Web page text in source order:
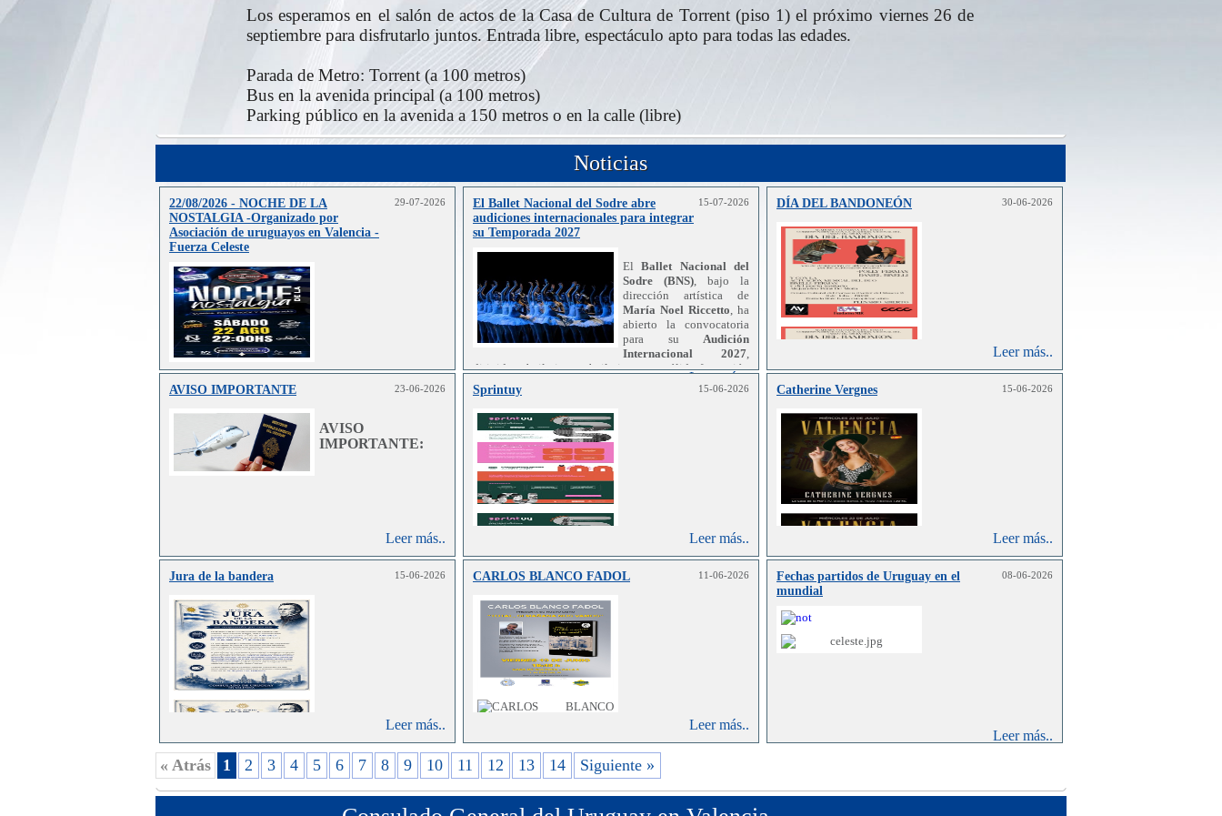
Los esperamos en el salón de actos de la Casa de Cultura de Torrent (piso 1) el próximo viernes 26 de
septiembre para disfrutarlo juntos. Entrada libre, espectáculo apto para todas las edades.
Parada de Metro: Torrent (a 100 metros)
Bus en la avenida principal (a 100 metros)
Parking público en la avenida a 150 metros o en la calle (libre)
Noticias
22/08/2026 - NOCHE DE LA
NOSTALGIA -Organizado por
Asociación de uruguayos en Valencia -
Fuerza Celeste
29-07-2026
Leer más..
El Ballet Nacional del Sodre abre
audiciones internacionales para integrar
su Temporada 2027
15-07-2026
ElBallet Nacional del
Sodre (BNS), bajo la
dirección artística de
María Noel Riccetto, ha
abierto la convocatoria
para su Audición
Internacional 2027,
dirigida a bailarines y bailarinas con sólida formación
en danza clásica y conocimientos de danza
contemporánea.
Leer más..
DÍA DEL BANDONEÓN 30-06-2026
Leer más..
AVISO IMPORTANTE 23-06-2026
AVISO
IMPORTANTE:
Leer más..
Sprintuy 15-06-2026
Leer más..
Catherine Vergnes 15-06-2026
Leer más..
Jura de la bandera 15-06-2026
Leer más..
CARLOS BLANCO FADOL 11-06-2026
Leer más..
Fechas partidos de Uruguay en el
mundial
08-06-2026
Leer más..
« Atrás 1 2 3 4 5 6 7 8 9 10 11 12 13 14 Siguiente »